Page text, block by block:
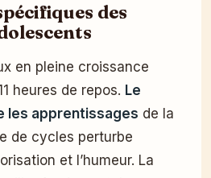
des
en pleine croissance
heures de repos. Le
les apprentissages de la
de cycles perturbe
et l’humeur. La